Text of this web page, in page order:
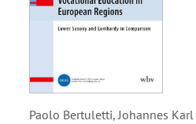
Paolo Bertuletti, Johannes